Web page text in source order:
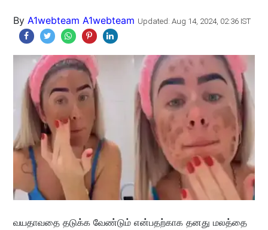
By A1webteam A1webteam Updated: Aug 14, 2024, 02:36 IST
வயதாவதை தடுக்க வேண்டும் என்பதற்காக தனது மலத்தை